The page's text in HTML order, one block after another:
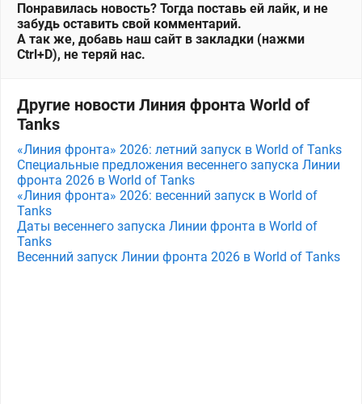
Понравилась новость? Тогда поставь ей лайк, и не
забудь оставить свой комментарий.
А так же, добавь наш сайт в закладки (нажми
Ctrl+D), не теряй нас.
Другие новости Линия фронта World of
Tanks
«Линия фронта» 2026: летний запуск в World of Tanks
Специальные предложения весеннего запуска Линии
фронта 2026 в World of Tanks
«Линия фронта» 2026: весенний запуск в World of
Tanks
Даты весеннего запуска Линии фронта в World of
Tanks
Весенний запуск Линии фронта 2026 в World of Tanks